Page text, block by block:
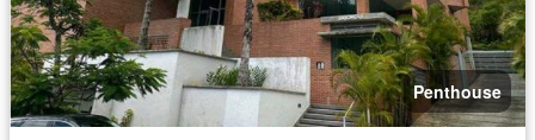
Penthouse